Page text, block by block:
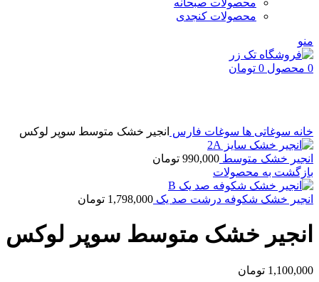
محصولات صبحانه
محصولات کنجدی
منو
0 محصول 0 تومان
خانه سوغاتی ها سوغات فارس انجیر خشک متوسط سوپر لوکس
انجیر خشک متوسط 990,000 تومان
بازگشت به محصولات
انجیر خشک شکوفه درشت صد یک 1,798,000 تومان
انجیر خشک متوسط سوپر لوکس
1,100,000 تومان